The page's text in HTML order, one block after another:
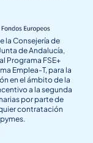
la Consejería de
de Andalucía,
Programa FSE+
Emplea-T, para la
en el ámbito de la
a la segunda
por parte de
contratación